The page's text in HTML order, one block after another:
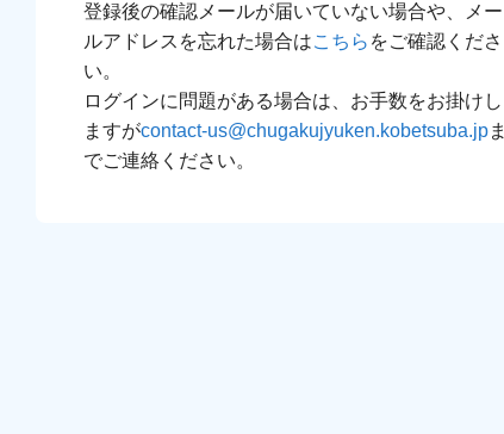
登録後の確認メールが届いていない場合や、メー
ルアドレスを忘れた場合はこちら をご確認くださ
い。
ログインに問題がある場合は、お手数をお掛けし
ますがcontact-us@chugakujyuken.kobetsuba.jpま
でご連絡ください。